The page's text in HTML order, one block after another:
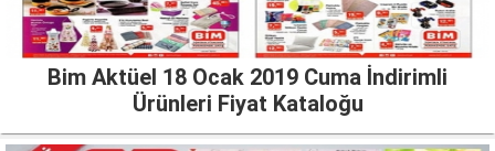
Bim Aktüel 18 Ocak 2019 Cuma İndirimli
Ürünleri Fiyat Kataloğu